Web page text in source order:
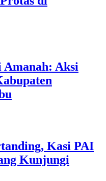
Amanah: Aksi
Kasi PAI
Kunjungi